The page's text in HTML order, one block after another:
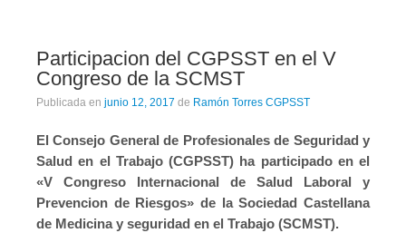
Participacion del CGPSST en el V
Congreso de la SCMST
Publicada en junio 12, 2017 de Ramón Torres CGPSST
El Consejo General de Profesionales de Seguridad y
Salud en el Trabajo (CGPSST) ha participado en el
«V Congreso Internacional de Salud Laboral y
Prevencion de Riesgos» de la Sociedad Castellana
de Medicina y seguridad en el Trabajo (SCMST).